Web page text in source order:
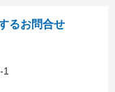
るお問合せ